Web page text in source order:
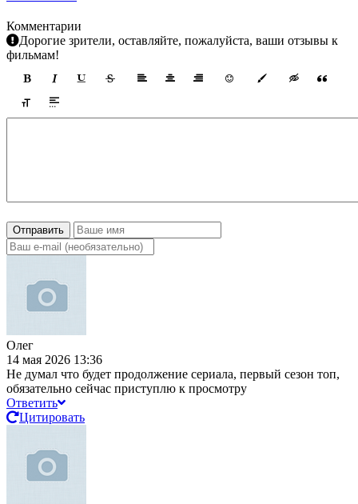
Комментарии
Дорогие зрители, оставляйте, пожалуйста, ваши отзывы к
фильмам!
Отправить
Олег
14 мая 2026 13:36
Не думал что будет продолжение сериала, первый сезон топ,
обязательно сейчас приступлю к просмотру
Ответить
Цитировать